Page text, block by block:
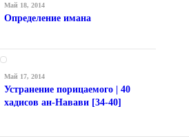
Май 18, 2014
Определение имана
Май 17, 2014
Устранение порицаемого | 40
хадисов ан-Навави [34-40]